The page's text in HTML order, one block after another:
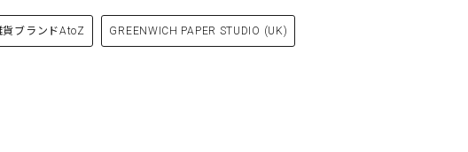
貨ブランドAtoZ GREENWICH PAPER STUDIO (UK)